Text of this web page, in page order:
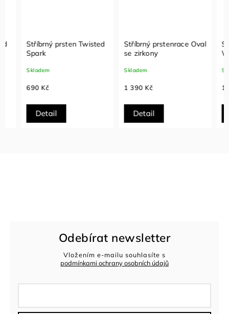
Stříbrný prsten Twisted
Spark
Skladem
690 Kč
Detail
Stříbrný prstenrace Oval
se zirkony
Skladem
1 390 Kč
Detail
1
Odebírat newsletter
Vložením e-mailu souhlasíte s
podmínkami ochrany osobních údajů